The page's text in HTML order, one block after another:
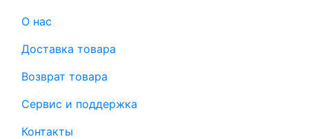
О нас
Доставка товара
Возврат товара
Сервис и поддержка
Контакты